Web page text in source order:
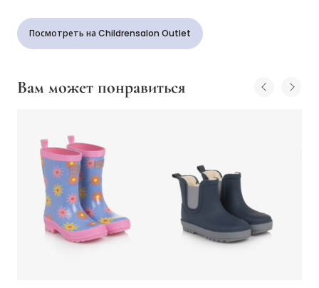
Посмотреть на Childrensalon Outlet
Вам может понравиться